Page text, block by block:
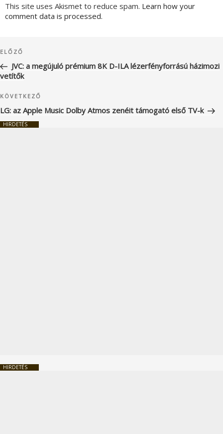
This site uses Akismet to reduce spam. Learn how your
comment data is processed.
navigáció
Korábbi
bejegyzés
ELŐZŐ
JVC: a megújuló prémium 8K D-ILA lézerfényforrású házimozi
vetítők
Következő
bejegyzés
KÖVETKEZŐ
LG: az Apple Music Dolby Atmos zenéit támogató első TV-k
HIRDETÉS
HIRDETÉS